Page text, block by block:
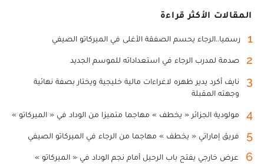
المقالات الأكثر قراءة
1 رسميا..الرجاء يحسم الصفقة الأغلى في الميركاتو الصيفي
2 صدمة لمدرب الرجاء في استعداداته للموسم الجديد
3
نايف أكرد يدير ظهره لاغراءات مالية خليجية ويختار بصفة نهائية
وجهته المقبلة
4 مولودية الجزائر « يخطف » مهاجما متميزا من الوداد في « الميركاتو »
5 فريق إماراتي « يخطف » مهاجما من الرجاء في الميركاتو الصيفي
6 عرض خارجي يفتح باب الرحيل أمام نجم الوداد في « الميركاتو »